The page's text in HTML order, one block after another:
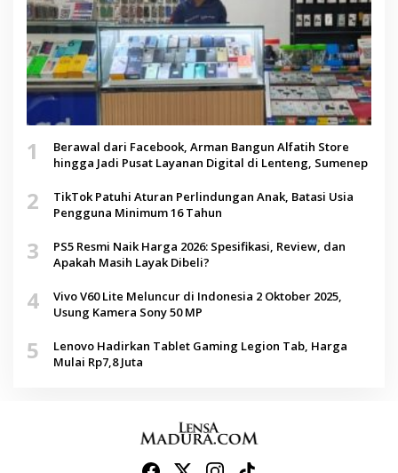
1
Berawal dari Facebook, Arman Bangun Alfatih Store
hingga Jadi Pusat Layanan Digital di Lenteng, Sumenep
2
TikTok Patuhi Aturan Perlindungan Anak, Batasi Usia
Pengguna Minimum 16 Tahun
3
PS5 Resmi Naik Harga 2026: Spesifikasi, Review, dan
Apakah Masih Layak Dibeli?
4
Vivo V60 Lite Meluncur di Indonesia 2 Oktober 2025,
Usung Kamera Sony 50 MP
5
Lenovo Hadirkan Tablet Gaming Legion Tab, Harga
Mulai Rp7,8 Juta